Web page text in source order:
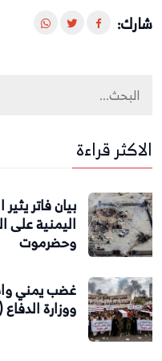
شارك:
الاكثر قراءة
بيان فاتر
اليمنية على
وحضرموت
غضب يمني
ووزارة